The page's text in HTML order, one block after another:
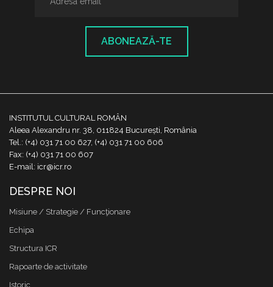
ABONEAZĂ-TE
INSTITUTUL CULTURAL ROMÂN
Aleea Alexandru nr. 38, 011824 București, România
Tel.: (+4) 031 71 00 627, (+4) 031 71 00 606
Fax: (+4) 031 71 00 607
E-mail: icr@icr.ro
DESPRE NOI
Misiune / Strategie / Funcţionare
Echipa
Structura ICR
Rapoarte de activitate
Istoric